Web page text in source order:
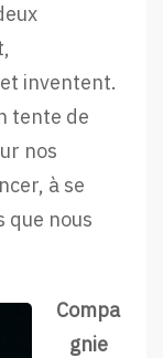
inventent.
tente de
nos
à se
que nous
Compa
gnie